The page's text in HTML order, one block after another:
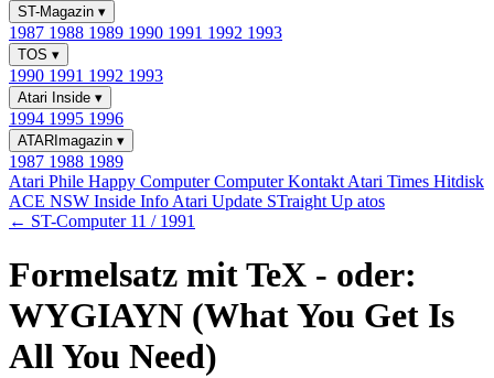
ST-Magazin ▾
1987 1988 1989 1990 1991 1992 1993
TOS ▾
1990 1991 1992 1993
Atari Inside ▾
1994 1995 1996
ATARImagazin ▾
1987 1988 1989
Atari Phile Happy ComputerComputer Kontakt Atari Times Hitdisk
ACE NSW Inside Info Atari Update STraight Up atos
← ST-Computer 11 / 1991
Formelsatz mit TeX - oder:
WYGIAYN (What You Get Is
All You Need)